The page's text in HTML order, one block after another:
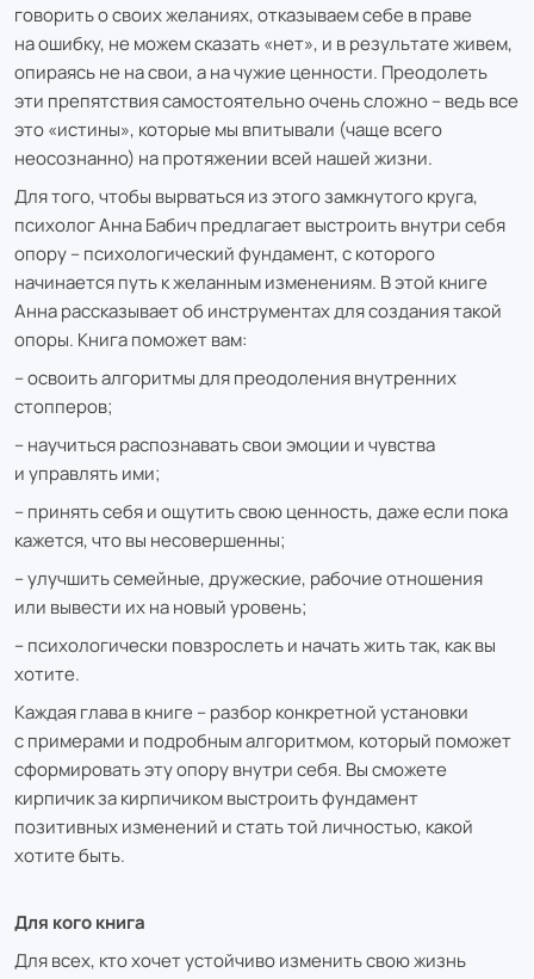
говорить о своих желаниях, отказываем себе в праве
на ошибку, не можем сказать «нет», и в результате живем,
опираясь не на свои, а на чужие ценности. Преодолеть
эти препятствия самостоятельно очень сложно – ведь все
это «истины», которые мы впитывали (чаще всего
неосознанно) на протяжении всей нашей жизни.
Для того, чтобы вырваться из этого замкнутого круга,
психолог Анна Бабич предлагает выстроить внутри себя
опору – психологический фундамент, с которого
начинается путь к желанным изменениям. В этой книге
Анна рассказывает об инструментах для создания такой
опоры. Книга поможет вам:
– освоить алгоритмы для преодоления внутренних
стопперов;
– научиться распознавать свои эмоции и чувства
и управлять ими;
– принять себя и ощутить свою ценность, даже если пока
кажется, что вы несовершенны;
– улучшить семейные, дружеские, рабочие отношения
или вывести их на новый уровень;
– психологически повзрослеть и начать жить так, как вы
хотите.
Каждая глава в книге – разбор конкретной установки
с примерами и подробным алгоритмом, который поможет
сформировать эту опору внутри себя. Вы сможете
кирпичик за кирпичиком выстроить фундамент
позитивных изменений и стать той личностью, какой
хотите быть.
Для кого книга
Для всех, кто хочет устойчиво изменить свою жизнь